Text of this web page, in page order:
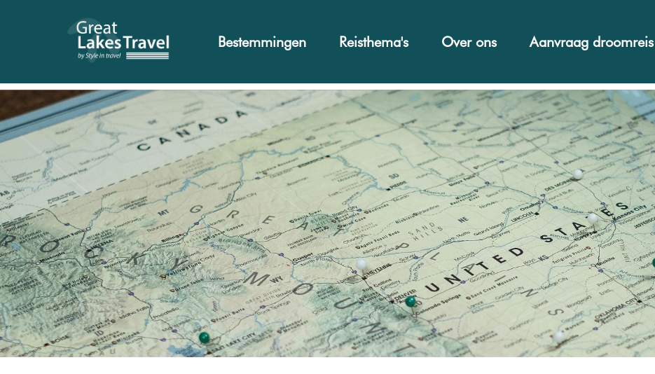
Bestemmingen Reisthema's Over ons Aanvraag droomreis